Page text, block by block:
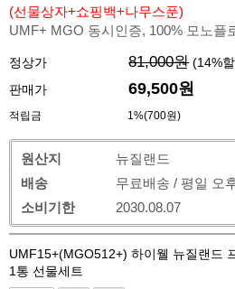
(선물상자+쇼핑백+나무스푼)
UMF+ MGO 동시인증, 100% 모노플
정상가 81,000원 (14%
판매가
69,500원
적립금 1%(700원)
원산지
뉴질랜드
배송
무료배송 / 평일 오
소비기한
2030.08.07
UMF15+(MGO512+) 하이웰 뉴질랜드
1통 선물세트